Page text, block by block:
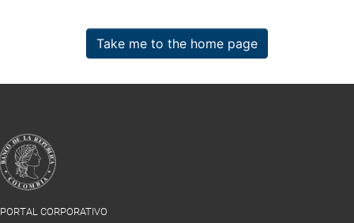
Take me to the home page
PORTAL CORPORATIVO